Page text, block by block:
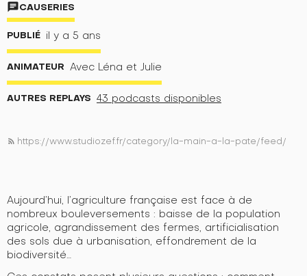
chatCAUSERIES
PUBLIÉ il y a 5 ans
ANIMATEUR Avec Léna et Julie
AUTRES REPLAYS 43 podcasts disponibles
rss_feed https://www.studiozef.fr/category/la-main-a-la-pate/feed/
Aujourd’hui, l’agriculture française est face à de
nombreux bouleversements : baisse de la population
agricole, agrandissement des fermes, artificialisation
des sols due à urbanisation, effondrement de la
biodiversité…